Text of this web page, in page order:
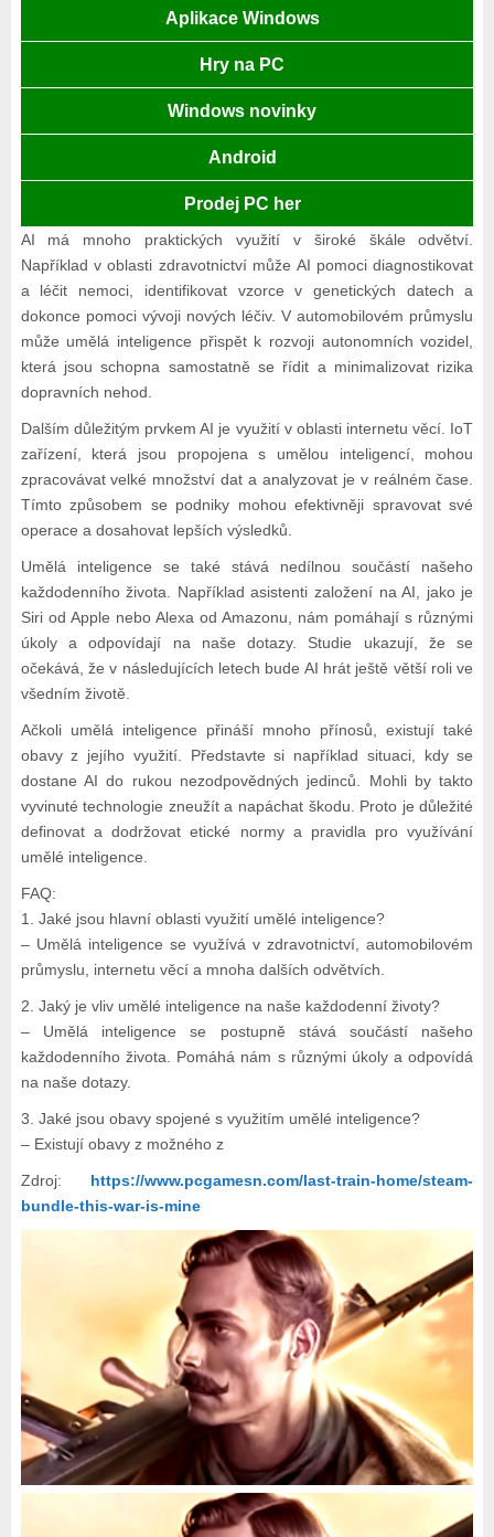
Aplikace Windows
Hry na PC
Windows novinky
Android
Prodej PC her
AI má mnoho praktických využití v široké škále odvětví.
Například v oblasti zdravotnictví může AI pomoci diagnostikovat
a léčit nemoci, identifikovat vzorce v genetických datech a
dokonce pomoci vývoji nových léčiv. V automobilovém průmyslu
může umělá inteligence přispět k rozvoji autonomních vozidel,
která jsou schopna samostatně se řídit a minimalizovat rizika
dopravních nehod.
Dalším důležitým prvkem AI je využití v oblasti internetu věcí. IoT
zařízení, která jsou propojena s umělou inteligencí, mohou
zpracovávat velké množství dat a analyzovat je v reálném čase.
Tímto způsobem se podniky mohou efektivněji spravovat své
operace a dosahovat lepších výsledků.
Umělá inteligence se také stává nedílnou součástí našeho
každodenního života. Například asistenti založení na AI, jako je
Siri od Apple nebo Alexa od Amazonu, nám pomáhají s různými
úkoly a odpovídají na naše dotazy. Studie ukazují, že se
očekává, že v následujících letech bude AI hrát ještě větší roli ve
všedním životě.
Ačkoli umělá inteligence přináší mnoho přínosů, existují také
obavy z jejího využití. Představte si například situaci, kdy se
dostane AI do rukou nezodpovědných jedinců. Mohli by takto
vyvinuté technologie zneužít a napáchat škodu. Proto je důležité
definovat a dodržovat etické normy a pravidla pro využívání
umělé inteligence.
FAQ:
1. Jaké jsou hlavní oblasti využití umělé inteligence?
– Umělá inteligence se využívá v zdravotnictví, automobilovém
průmyslu, internetu věcí a mnoha dalších odvětvích.
2. Jaký je vliv umělé inteligence na naše každodenní životy?
– Umělá inteligence se postupně stává součástí našeho
každodenního života. Pomáhá nám s různými úkoly a odpovídá
na naše dotazy.
3. Jaké jsou obavy spojené s využitím umělé inteligence?
– Existují obavy z možného z
Zdroj: https://www.pcgamesn.com/last-train-home/steam-
bundle-this-war-is-mine